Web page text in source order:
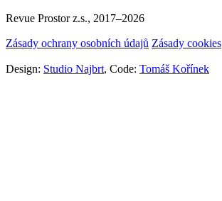
Revue Prostor z.s., 2017–2026
Zásady ochrany osobních údajů Zásady cookies
Design: Studio Najbrt, Code: Tomáš Kořínek